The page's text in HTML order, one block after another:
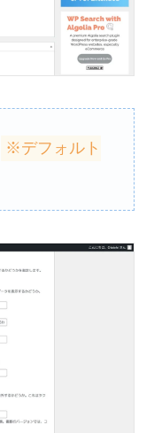
※デフォルト